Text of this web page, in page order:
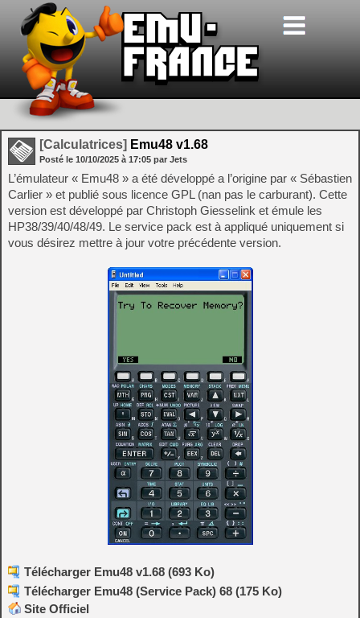
[Calculatrices] Emu48 v1.68
Posté le 10/10/2025 à 17:05 par Jets
L’émulateur « Emu48 » a été développé a l’origine par « Sébastien
Carlier » et publié sous licence GPL (nan pas le carburant). Cette
version est développé par Christoph Giesselink et émule les
HP38/39/40/48/49. Le service pack est à appliqué uniquement si
vous désirez mettre à jour votre précédente version.
Télécharger Emu48 v1.68 (693 Ko)
Télécharger Emu48 (Service Pack) 68 (175 Ko)
Site Officiel